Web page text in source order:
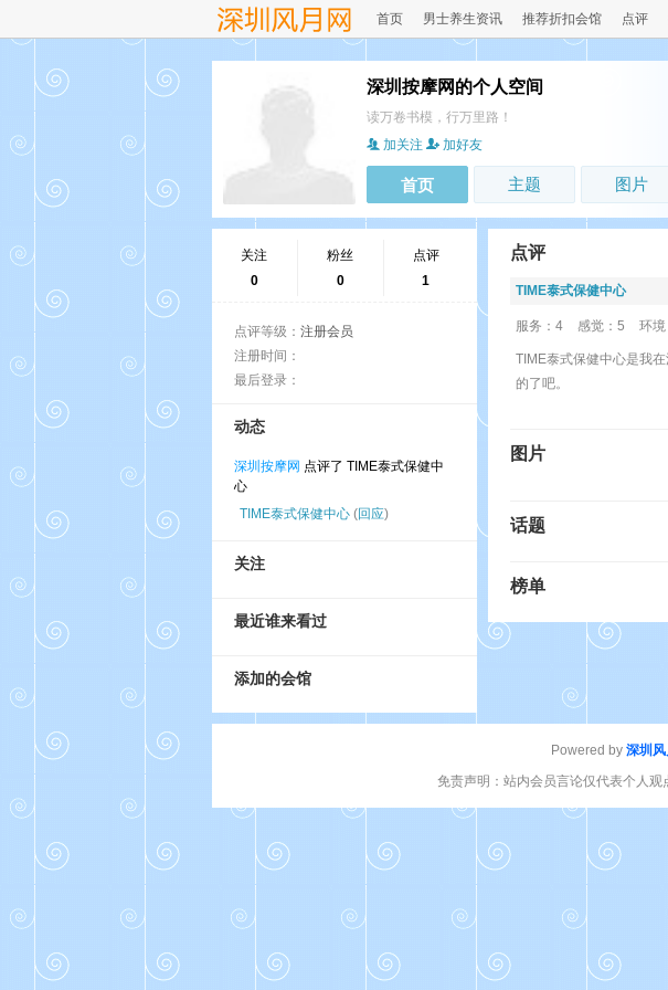
首页 男士养生资讯 推荐折扣会馆 点评
深圳按摩网的个人空间
读万卷书模，行万里路！
加关注
加好友
首页 主题 图片
关注
0
粉丝
0
点评
1
点评等级： 注册会员
注册时间：
最后登录：
动态
深圳按摩网 点评了 TIME泰式保健中
心
TIME泰式保健中心 (回应)
关注
最近谁来看过
添加的会馆
点评
TIME泰式保健中心
服务：4 感觉：5 环
TIME泰式保健中心是我
的了吧。
图片
话题
榜单
Powered by 深圳风
免责声明：站内会员言论仅代表个人观